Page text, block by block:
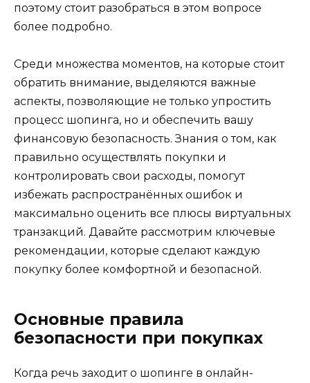
поэтому стоит разобраться в этом вопросе
более подробно.
Среди множества моментов, на которые стоит
обратить внимание, выделяются важные
аспекты, позволяющие не только упростить
процесс шопинга, но и обеспечить вашу
финансовую безопасность. Знания о том, как
правильно осуществлять покупки и
контролировать свои расходы, помогут
избежать распространённых ошибок и
максимально оценить все плюсы виртуальных
транзакций. Давайте рассмотрим ключевые
рекомендации, которые сделают каждую
покупку более комфортной и безопасной.
Основные правила
безопасности при покупках
Когда речь заходит о шопинге в онлайн-